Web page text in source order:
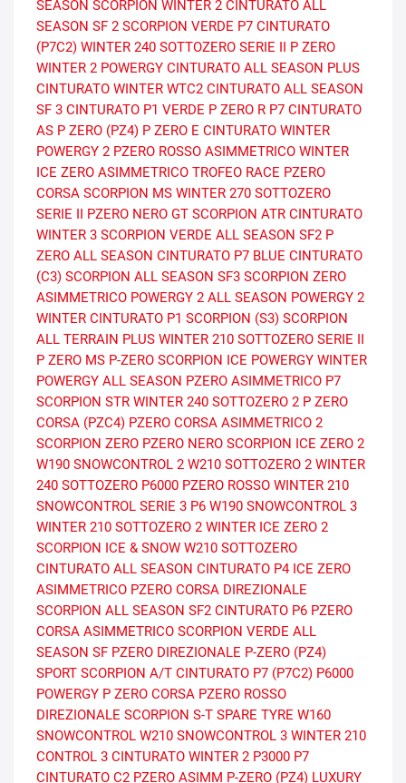
SEASON SCORPION WINTER 2 CINTURATO ALL
SEASON SF 2 SCORPION VERDE P7 CINTURATO
(P7C2) WINTER 240 SOTTOZERO SERIE II P ZERO
WINTER 2 POWERGY CINTURATO ALL SEASON PLUS
CINTURATO WINTER WTC2 CINTURATO ALL SEASON
SF 3 CINTURATO P1 VERDE P ZERO R P7 CINTURATO
AS P ZERO (PZ4) P ZERO E CINTURATO WINTER
POWERGY 2 PZERO ROSSO ASIMMETRICO WINTER
ICE ZERO ASIMMETRICO TROFEO RACE PZERO
CORSA SCORPION MS WINTER 270 SOTTOZERO
SERIE II PZERO NERO GT SCORPION ATR CINTURATO
WINTER 3 SCORPION VERDE ALL SEASON SF2 P
ZERO ALL SEASON CINTURATO P7 BLUE CINTURATO
(C3) SCORPION ALL SEASON SF3 SCORPION ZERO
ASIMMETRICO POWERGY 2 ALL SEASON POWERGY 2
WINTER CINTURATO P1 SCORPION (S3) SCORPION
ALL TERRAIN PLUS WINTER 210 SOTTOZERO SERIE II
P ZERO MS P-ZERO SCORPION ICE POWERGY WINTER
POWERGY ALL SEASON PZERO ASIMMETRICO P7
SCORPION STR WINTER 240 SOTTOZERO 2 P ZERO
CORSA (PZC4) PZERO CORSA ASIMMETRICO 2
SCORPION ZERO PZERO NERO SCORPION ICE ZERO 2
W190 SNOWCONTROL 2 W210 SOTTOZERO 2 WINTER
240 SOTTOZERO P6000 PZERO ROSSO WINTER 210
SNOWCONTROL SERIE 3 P6 W190 SNOWCONTROL 3
WINTER 210 SOTTOZERO 2 WINTER ICE ZERO 2
SCORPION ICE & SNOW W210 SOTTOZERO
CINTURATO ALL SEASON CINTURATO P4 ICE ZERO
ASIMMETRICO PZERO CORSA DIREZIONALE
SCORPION ALL SEASON SF2 CINTURATO P6 PZERO
CORSA ASIMMETRICO SCORPION VERDE ALL
SEASON SF PZERO DIREZIONALE P-ZERO (PZ4)
SPORT SCORPION A/T CINTURATO P7 (P7C2) P6000
POWERGY P ZERO CORSA PZERO ROSSO
DIREZIONALE SCORPION S-T SPARE TYRE W160
SNOWCONTROL W210 SNOWCONTROL 3 WINTER 210
CONTROL 3 CINTURATO WINTER 2 P3000 P7
CINTURATO C2 PZERO ASIMM P-ZERO (PZ4) LUXURY